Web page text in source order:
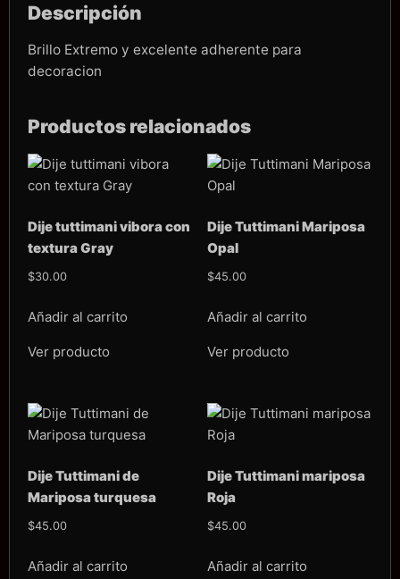
Descripción
Brillo Extremo y excelente adherente para
decoracion
Productos relacionados
Dije tuttimani vibora con
textura Gray
$30.00
Añadir al carrito
Ver producto
Dije Tuttimani Mariposa
Opal
$45.00
Añadir al carrito
Ver producto
Dije Tuttimani de
Mariposa turquesa
$45.00
Añadir al carrito
Dije Tuttimani mariposa
Roja
$45.00
Añadir al carrito